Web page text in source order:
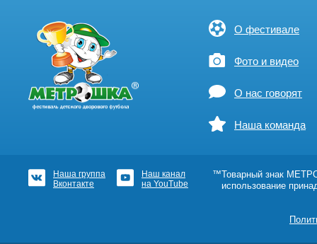
О фестивале
Фото и видео
О нас говорят
Наша команда
Наша группа
Вконтакте
Наш канал
на YouTube
™Товарный знак
использование